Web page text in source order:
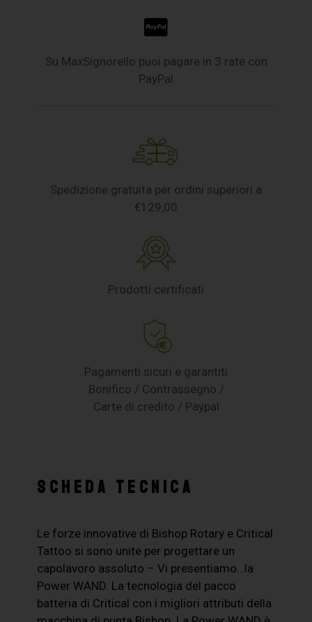
Su MaxSignorello puoi pagare in 3 rate con
PayPal
Spedizione gratuita per ordini superiori a
€129,00
Prodotti certificati
Pagamenti sicuri e garantiti
Bonifico / Contrassegno /
Carte di credito / Paypal
SCHEDA TECNICA
Le forze innovative di Bishop Rotary e Critical
Tattoo si sono unite per progettare un
capolavoro assoluto – Vi presentiamo…la
Power WAND. La tecnologia del pacco
batteria di Critical con i migliori attributi della